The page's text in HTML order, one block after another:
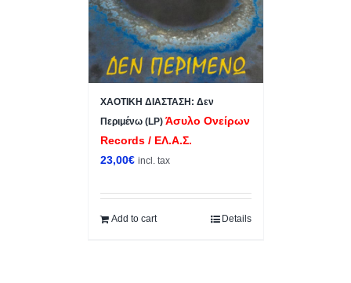
ΧΑΟΤΙΚΗ ΔΙΑΣΤΑΣΗ: Δεν
Περιμένω (LP) Άσυλο Ονείρων
Records / ΕΛ.Α.Σ.
23,00€ incl. tax
Add to cart Details